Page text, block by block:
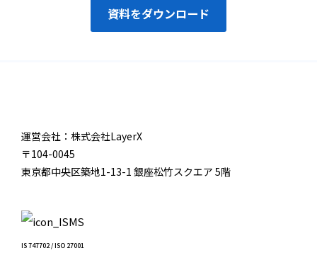
資料をダウンロード
運営会社：株式会社LayerX
〒104-0045
東京都中央区築地1-13-1 銀座松竹スクエア 5階
IS 747702 / ISO 27001